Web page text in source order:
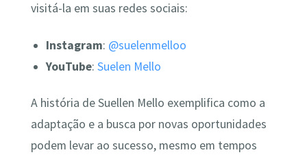
visitá-la em suas redes sociais:
Instagram: @suelenmelloo
YouTube:Suelen Mello
A história de Suellen Mello exemplifica como a
adaptação e a busca por novas oportunidades
podem levar ao sucesso, mesmo em tempos